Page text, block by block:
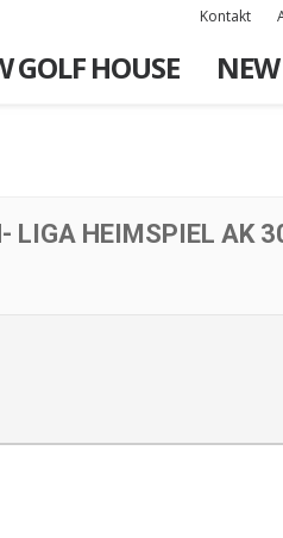
Kontakt
GOLF HOUSE
LIGA HEIMSPIEL AK